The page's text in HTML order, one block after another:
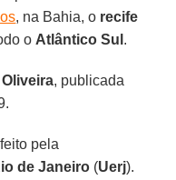
, na Bahia, o recife
o Atlântico Sul .
, publicada
pela
de Janeiro (Uerj).